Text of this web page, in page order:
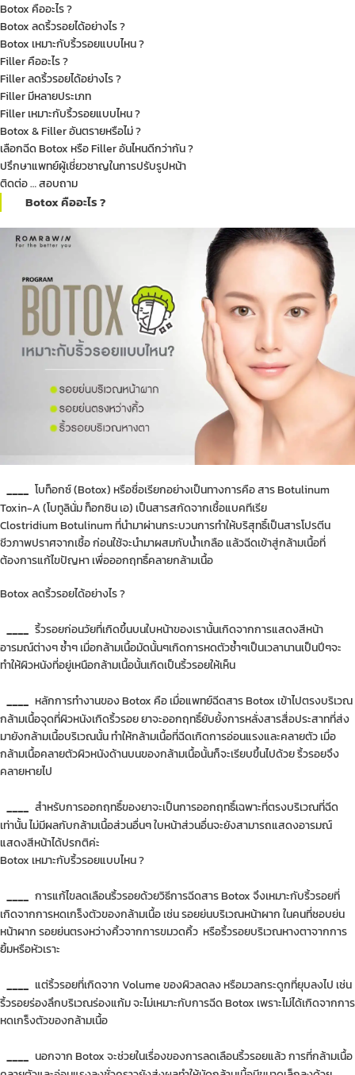
Botox คืออะไร ?
Botox ลดริ้วรอยได้อย่างไร ?
Botox เหมาะกับริ้วรอยแบบไหน ?
Filler คืออะไร ?
Filler ลดริ้วรอยได้อย่างไร ?
Filler มีหลายประเภท
Filler เหมาะกับริ้วรอยแบบไหน ?
Botox & Filler อันตรายหรือไม่ ?
เลือกฉีด Botox หรือ Filler อันไหนดีกว่ากัน ?
ปรึกษาแพทย์ผู้เชี่ยวชาญในการปรับรูปหน้า
ติดต่อ … สอบถาม
Botox คืออะไร ?
____ โบท็อกซ์ (Botox) หรือชื่อเรียกอย่างเป็นทางการคือ สาร Botulinum
Toxin-A (โบทูลินั่ม ท็อกซิน เอ) เป็นสารสกัดจากเชื้อแบคทีเรีย
Clostridium Botulinum ที่นำมาผ่านกระบวนการทำให้บริสุทธิ์เป็นสารโปรตีน
ชีวภาพปราศจากเชื้อ ก่อนใช้จะนำมาผสมกับน้ำเกลือ แล้วฉีดเข้าสู่กล้ามเนื้อที่
ต้องการแก้ไขปัญหา เพื่อออกฤทธิ์คลายกล้ามเนื้อ
Botox ลดริ้วรอยได้อย่างไร ?
____ ริ้วรอยก่อนวัยที่เกิดขึ้นบนใบหน้าของเรานั้นเกิดจากการแสดงสีหน้า
อารมณ์ต่างๆ ซ้ำๆ เมื่อกล้ามเนื้อมัดนั้นๆเกิดการหดตัวซ้ำๆเป็นเวลานานเป็นปีๆจะ
ทำให้ผิวหนังที่อยู่เหนือกล้ามเนื้อนั้นเกิดเป็นริ้วรอยให้เห็น
____ หลักการทำงานของ Botox คือ เมื่อแพทย์ฉีดสาร Botox เข้าไปตรงบริเวณ
กล้ามเนื้อจุดที่ผิวหนังเกิดริ้วรอย ยาจะออกฤทธิ์ยับยั้งการหลั่งสารสื่อประสาทที่ส่ง
มายังกล้ามเนื้อบริเวณนั้น ทำให้กล้ามเนื้อที่ฉีดเกิดการอ่อนแรงและคลายตัว เมื่อ
กล้ามเนื้อคลายตัวผิวหนังด้านบนของกล้ามเนื้อนั้นก็จะเรียบขึ้นไปด้วย ริ้วรอยจึง
คลายหายไป
____ สำหรับการออกฤทธิ์ของยาจะเป็นการออกฤทธิ์เฉพาะที่ตรงบริเวณที่ฉีด
เท่านั้น ไม่มีผลกับกล้ามเนื้อส่วนอื่นๆ ใบหน้าส่วนอื่นจะยังสามารถแสดงอารมณ์
แสดงสีหน้าได้ปรกติค่ะ
Botox เหมาะกับริ้วรอยแบบไหน ?
____ การแก้ไขลดเลือนริ้วรอยด้วยวิธีการฉีดสาร Botox จึงเหมาะกับริ้วรอยที่
เกิดจากการหดเกร็งตัวของกล้ามเนื้อ เช่น รอยย่นบริเวณหน้าผาก ในคนที่ชอบย่น
หน้าผาก รอยย่นตรงหว่างคิ้วจากการขมวดคิ้ว หรือริ้วรอยบริเวณหางตาจากการ
ยิ้มหรือหัวเราะ
____ แต่ริ้วรอยที่เกิดจาก Volume ของผิวลดลง หรือมวลกระดูกที่ยุบลงไป เช่น
ริ้วรอยร่องลึกบริเวณร่องแก้ม จะไม่เหมาะกับการฉีด Botox เพราะไม่ได้เกิดจากการ
หดเกร็งตัวของกล้ามเนื้อ
____ นอกจาก Botox จะช่วยในเรื่องของการลดเลือนริ้วรอยแล้ว การที่กล้ามเนื้อ